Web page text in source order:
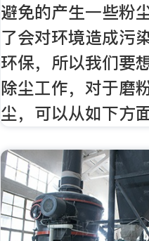
避免的产生一些粉
了会对环境造成污
环保，所以我们要
除尘工作，对于磨
尘，可以从如下方